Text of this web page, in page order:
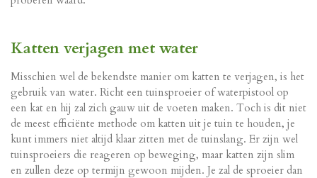
Katten verjagen met water
Misschien wel de bekendste manier om katten te verjagen, is het
gebruik van water. Richt een tuinsproeier of waterpistool op
een kat en hij zal zich gauw uit de voeten maken. Toch is dit niet
de meest efficiënte methode om katten uit je tuin te houden, je
kunt immers niet altijd klaar zitten met de tuinslang. Er zijn wel
tuinsproeiers die reageren op beweging, maar katten zijn slim
en zullen deze op termijn gewoon mijden. Je zal de sproeier dan